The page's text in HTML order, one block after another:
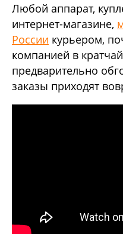
Любой аппарат,
интернет-магазине,
России курьером,
компанией в
предварительно
заказы приходят